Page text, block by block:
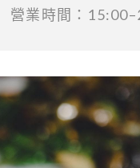
營業時間：